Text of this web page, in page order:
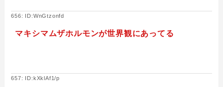
656: ID:WnGtzonfd
マキシマムザホルモンが世界観にあってる
657: ID:kXklAf1/p